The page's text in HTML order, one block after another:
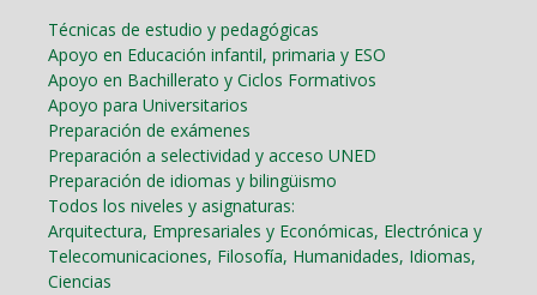
Técnicas de estudio y pedagógicas
Apoyo en Educación infantil, primaria y ESO
Apoyo en Bachillerato y Ciclos Formativos
Apoyo para Universitarios
Preparación de exámenes
Preparación a selectividad y acceso UNED
Preparación de idiomas y bilingüismo
Todos los niveles y asignaturas:
Arquitectura, Empresariales y Económicas, Electrónica y
Telecomunicaciones, Filosofía, Humanidades, Idiomas,
Ciencias